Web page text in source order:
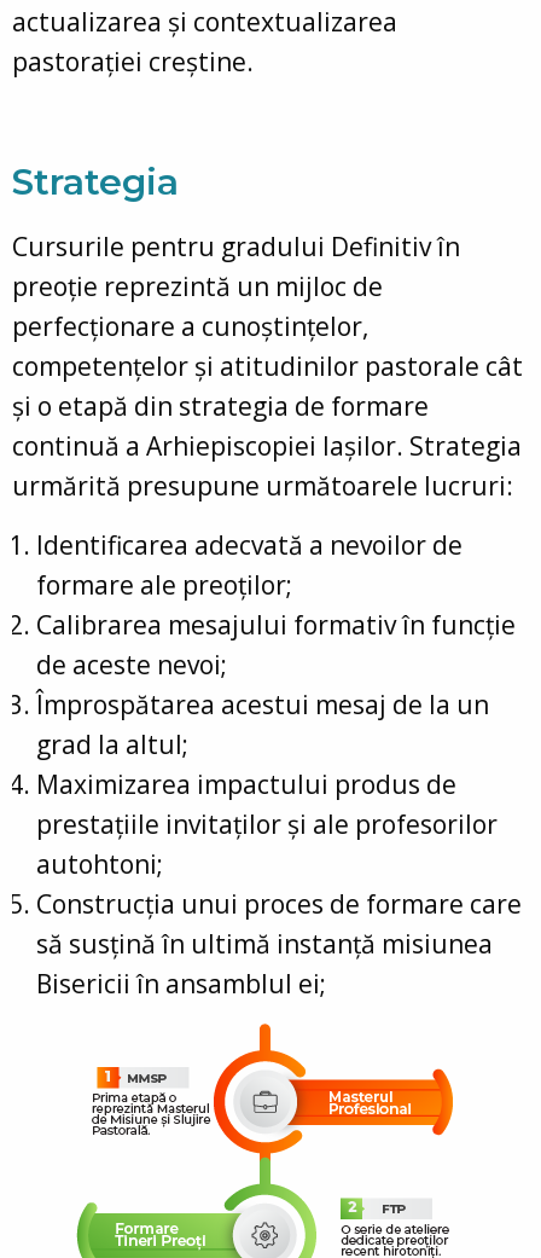
actualizarea și contextualizarea
pastorației creștine.
Strategia
Cursurile pentru gradului Definitiv în
preoție reprezintă un mijloc de
perfecționare a cunoștințelor,
competențelor și atitudinilor pastorale cât
și o etapă din strategia de formare
continuă a Arhiepiscopiei Iașilor. Strategia
urmărită presupune următoarele lucruri:
Identificarea adecvată a nevoilor de
formare ale preoților;
Calibrarea mesajului formativ în funcție
de aceste nevoi;
Împrospătarea acestui mesaj de la un
grad la altul;
Maximizarea impactului produs de
prestațiile invitaților și ale profesorilor
autohtoni;
Construcția unui proces de formare care
să susțină în ultimă instanță misiunea
Bisericii în ansamblul ei;